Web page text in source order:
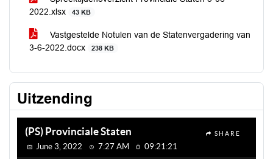
2022.xlsx
43 KB
Vastgestelde Notulen van de Statenvergadering van
3-6-2022.docx
238 KB
Uitzending